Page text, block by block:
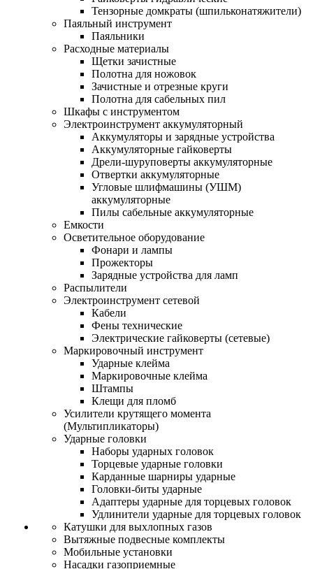
Тензорные домкраты (шпильконатяжители)
Паяльный инструмент
Паяльники
Расходные материалы
Щетки зачистные
Полотна для ножовок
Зачистные и отрезные круги
Полотна для сабельных пил
Шкафы с инструментом
Электроинструмент аккумуляторный
Аккумуляторы и зарядные устройства
Аккумуляторные гайковерты
Дрели-шуруповерты аккумуляторные
Отвертки аккумуляторные
Угловые шлифмашины (УШМ)
аккумуляторные
Пилы сабельные аккумуляторные
Емкости
Осветительное оборудование
Фонари и лампы
Прожекторы
Зарядные устройства для ламп
Распылители
Электроинструмент сетевой
Кабели
Фены технические
Электрические гайковерты (сетевые)
Маркировочный инструмент
Ударные клейма
Маркировочные клейма
Штампы
Клещи для пломб
Усилители крутящего момента
(Мультипликаторы)
Ударные головки
Наборы ударных головок
Торцевые ударные головки
Карданные шарниры ударные
Головки-биты ударные
Адаптеры ударные для торцевых головок
Удлинители ударные для торцевых головок
Катушки для выхлопных газов
Вытяжные подвесные комплекты
Мобильные установки
Насадки газоприемные